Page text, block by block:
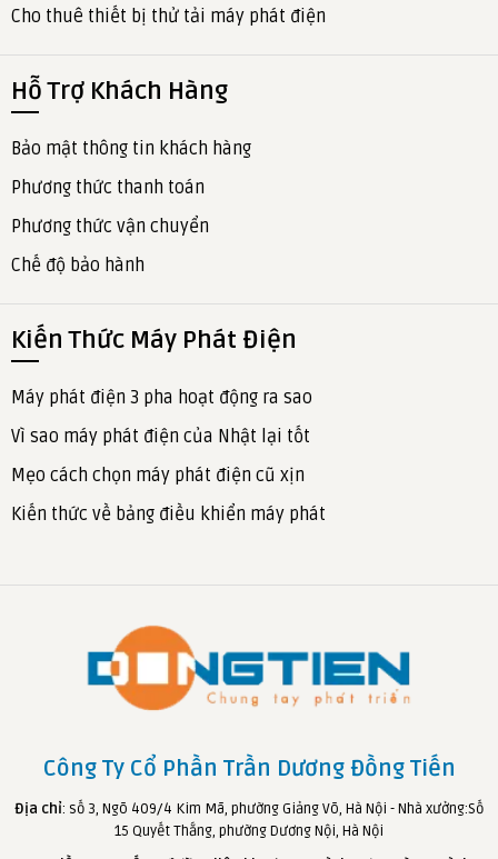
Cho thuê thiết bị thử tải máy phát điện
Hỗ Trợ Khách Hàng
Bảo mật thông tin khách hàng
Phương thức thanh toán
Phương thức vận chuyển
Chế độ bảo hành
Kiến Thức Máy Phát Điện
Máy phát điện 3 pha hoạt động ra sao
Vì sao máy phát điện của Nhật lại tốt
Mẹo cách chọn máy phát điện cũ xịn
Kiến thức về bảng điều khiển máy phát
Công Ty Cổ Phần Trần Dương Đồng Tiến
Địa chỉ: số 3, Ngõ 409/4 Kim Mã, phường Giảng Võ, Hà Nội - Nhà xưởng:Số
15 Quyết Thắng, phường Dương Nội, Hà Nội